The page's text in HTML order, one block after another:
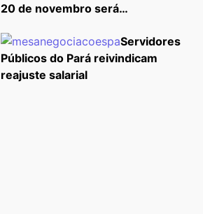
20 de novembro será…
Servidores
Públicos do Pará reivindicam
reajuste salarial